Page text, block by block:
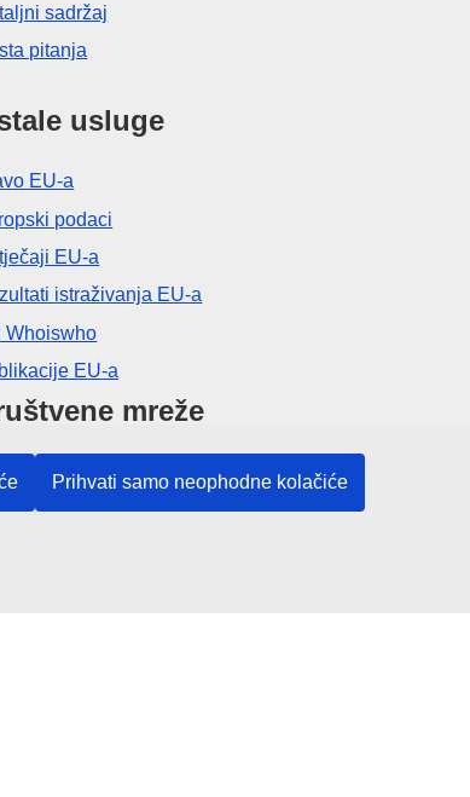
Prihvati samo neophodne kolačiće
sadržaj
pitanja
usluge
EU-a
podaci
EU-a
istraživanja EU-a
Whoiswho
EU-a
mreže
EU na društvenim mrežama